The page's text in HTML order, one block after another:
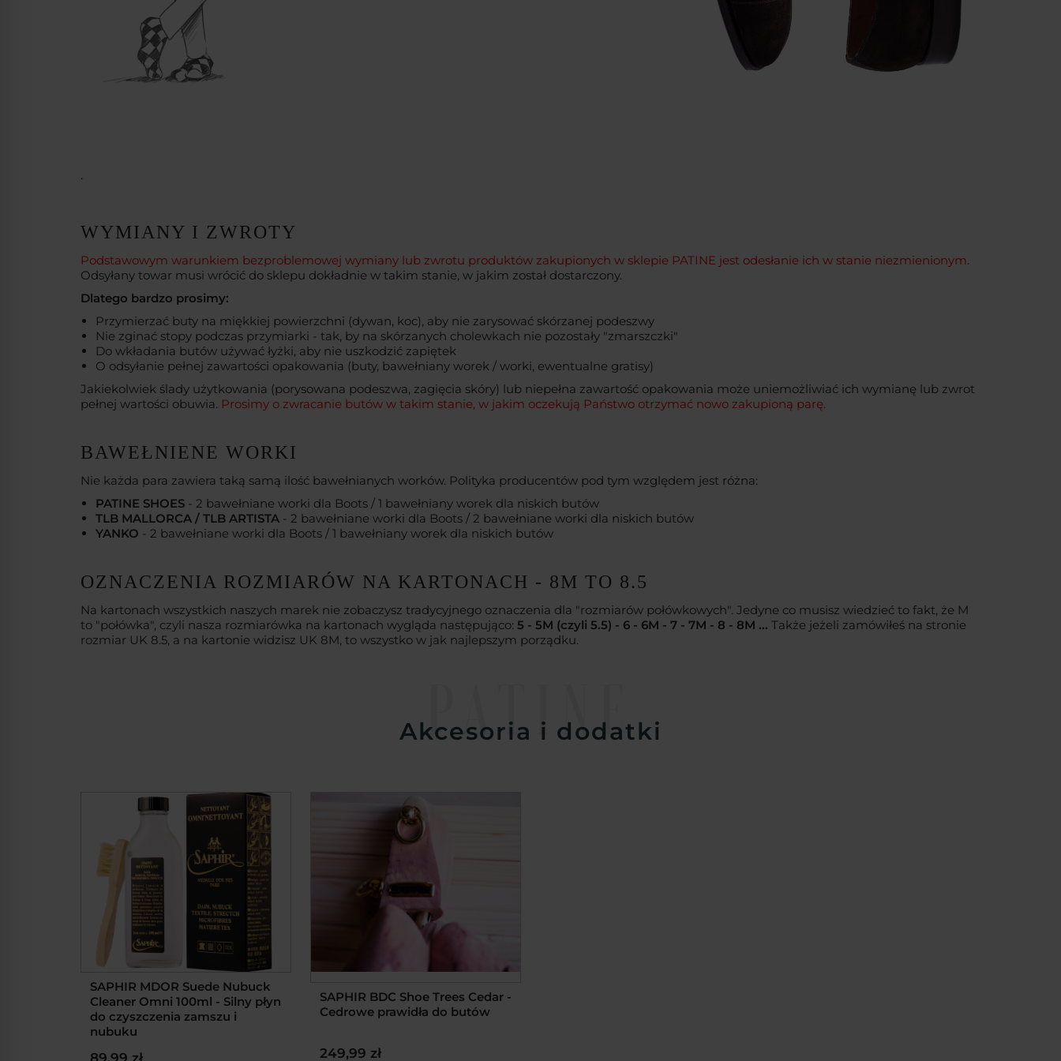
.
WYMIANY I ZWROTY
Podstawowym warunkiem bezproblemowej wymiany lub zwrotu produktów zakupionych w sklepie PATINE jest odesłanie ich w stanie niezmienionym.
Odsyłany towar musi wrócić do sklepu dokładnie w takim stanie, w jakim został dostarczony.
Dlatego bardzo prosimy:
Przymierzać buty na miękkiej powierzchni (dywan, koc), aby nie zarysować skórzanej podeszwy
Nie zginać stopy podczas przymiarki - tak, by na skórzanych cholewkach nie pozostały "zmarszczki"
Do wkładania butów używać łyżki, aby nie uszkodzić zapiętek
O odsyłanie pełnej zawartości opakowania (buty, bawełniany worek / worki, ewentualne gratisy)
Jakiekolwiek ślady użytkowania (porysowana podeszwa, zagięcia skóry) lub niepełna zawartość opakowania może uniemożliwiać ich wymianę lub zwrot
pełnej wartości obuwia. Prosimy o zwracanie butów w takim stanie, w jakim oczekują Państwo otrzymać nowo zakupioną parę.
BAWEŁNIENE WORKI
Nie każda para zawiera taką samą ilość bawełnianych worków. Polityka producentów pod tym względem jest różna:
PATINE SHOES - 2 bawełniane worki dla Boots / 1 bawełniany worek dla niskich butów
TLB MALLORCA / TLB ARTISTA - 2 bawełniane worki dla Boots / 2 bawełniane worki dla niskich butów
YANKO - 2 bawełniane worki dla Boots / 1 bawełniany worek dla niskich butów
OZNACZENIA ROZMIARÓW NA KARTONACH - 8M TO 8.5
Na kartonach wszystkich naszych marek nie zobaczysz tradycyjnego oznaczenia dla "rozmiarów połówkowych". Jedyne co musisz wiedzieć to fakt, że M
to "połówka", czyli nasza rozmiarówka na kartonach wygląda następująco: 5 - 5M (czyli 5.5) - 6 - 6M - 7 - 7M - 8 - 8M ... Także jeżeli zamówiłeś na stronie
rozmiar UK 8.5, a na kartonie widzisz UK 8M, to wszystko w jak najlepszym porządku.
PATINE
Akcesoria i dodatki
SAPHIR MDOR Suede Nubuck
Cleaner Omni 100ml - Silny płyn
do czyszczenia zamszu i
nubuku
SAPHIR BDC Shoe Trees Cedar -
Cedrowe prawidła do butów
249,99 zł